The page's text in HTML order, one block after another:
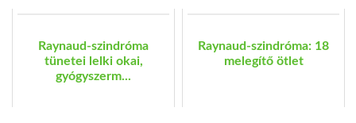
Raynaud-szindróma
tünetei lelki okai,
gyógyszerm...
Raynaud-szindróma: 18
melegítő ötlet